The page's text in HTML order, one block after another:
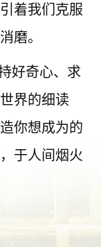
着我们克服
磨。
好奇心、求
界的细读
你想成为的
于人间烟火